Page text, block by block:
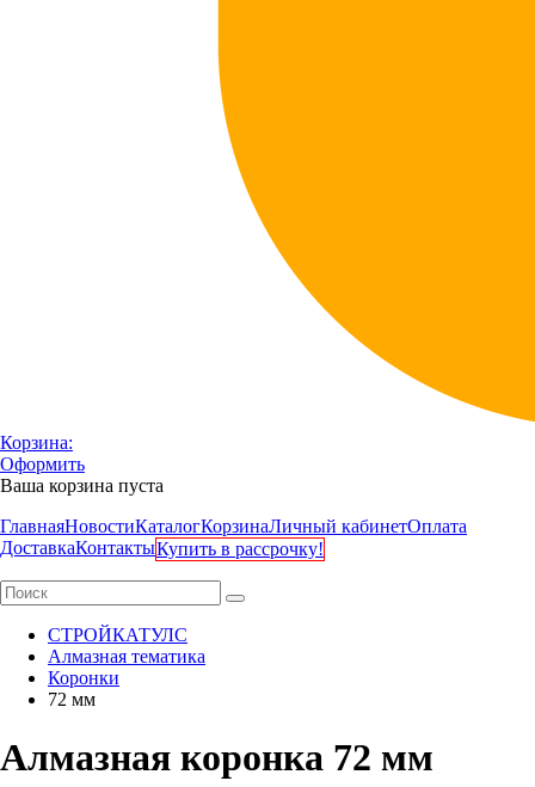
Корзина:
Оформить
Ваша корзина пуста
ГлавнаяНовостиКаталогКорзинаЛичный кабинетОплата
ДоставкаКонтактыКупить в рассрочку!
СТРОЙКАТУЛС
Алмазная тематика
Коронки
72 мм
Алмазная коронка 72 мм